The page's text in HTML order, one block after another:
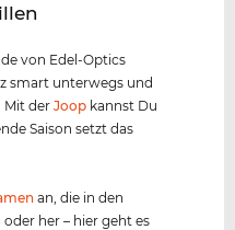
von Edel-Optics
smart unterwegs und
Mit derJoop kannst Du
Saison setzt das
an, die in den
her – hier geht es